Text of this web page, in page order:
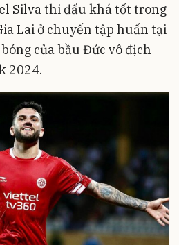
Silva thi đấu khá tốt trong
Lai ở chuyến tập huấn tại
của bầu Đức vô địch
2024.